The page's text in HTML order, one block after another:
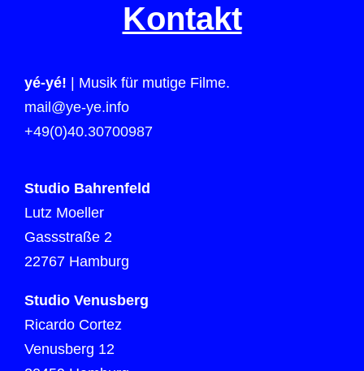
Kontakt
yé-yé! | Musik für mutige Filme.
mail@ye-ye.info
+49(0)40.30700987
Studio Bahrenfeld
Lutz Moeller
Gassstraße 2
22767 Hamburg
Studio Venusberg
Ricardo Cortez
Venusberg 12